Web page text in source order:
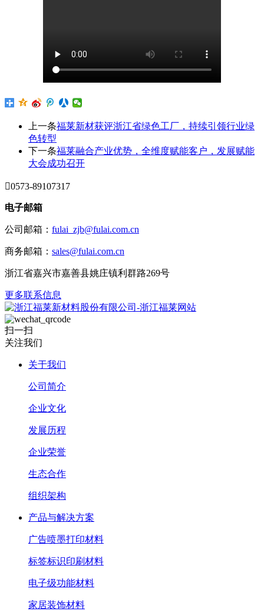
上一条福莱新材获评浙江省绿色工厂，持续引领行业绿
色转型
下一条福莱融合产业优势，全维度赋能客户，发展赋能
大会成功召开
0573-89107317
电子邮箱
公司邮箱： fulai_zjb@fulai.com.cn
商务邮箱： sales@fulai.com.cn
浙江省嘉兴市嘉善县姚庄镇利群路269号
更多联系信息
扫一扫
关注我们
关于我们
公司简介
企业文化
发展历程
企业荣誉
生态合作
组织架构
产品与解决方案
广告喷墨打印材料
标签标识印刷材料
电子级功能材料
家居装饰材料